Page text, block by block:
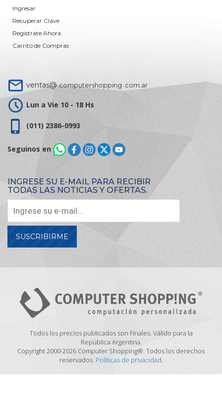
Ingresar
Recuperar Clave
Registrate Ahora
Carrito de Compras
ventas@computershopping .com.ar
Lun a Vie 10 - 18 Hs
(011) 2386-0993
Seguinos en
INGRESE SU E-MAIL PARA RECIBIR
TODAS LAS NOTICIAS Y OFERTAS.
SUSCRIBIRME
Todos los precios publicados son Finales. Válido para la
República Argentina.
Copyright 2000-2026 Computer Shopping®. Todos los derechos
reservados. Políticas de privacidad.